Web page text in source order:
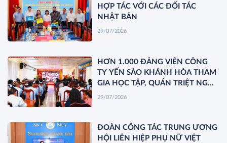
HỢP TÁC VỚI CÁC ĐỐI TÁC
NHẬT BẢN
29/07/2026
HƠN 1.000 ĐẢNG VIÊN CÔNG
TY YẾN SÀO KHÁNH HÒA THAM
GIA HỌC TẬP, QUÁN TRIỆT NGHỊ
QUYẾT HỘI NGHỊ TRUNG ƯƠNG
29/07/2026
ĐOÀN CÔNG TÁC TRUNG ƯƠNG
HỘI LIÊN HIỆP PHỤ NỮ VIỆT